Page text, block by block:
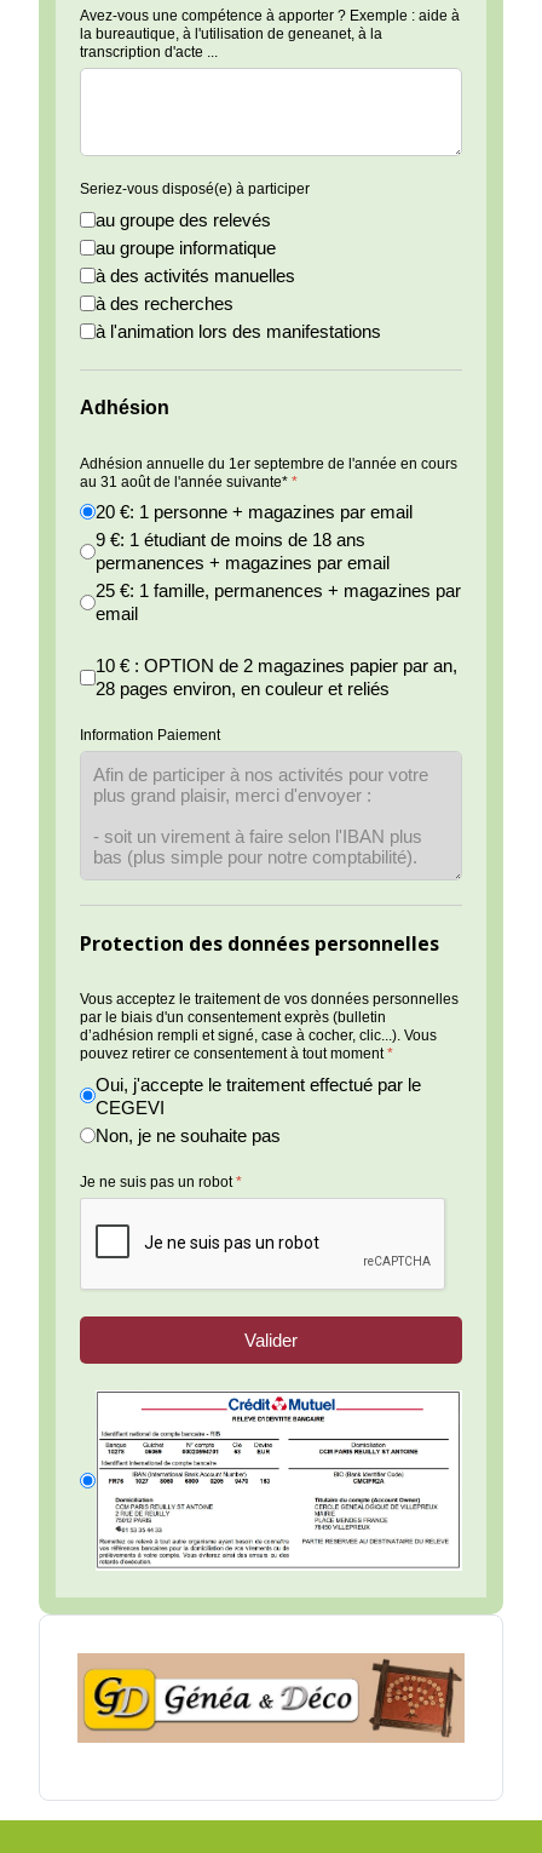
Avez-vous une compétence à apporter ? Exemple : aide à
la bureautique, à l'utilisation de geneanet, à la
transcription d'acte ...
Seriez-vous disposé(e) à participer
au groupe des relevés
au groupe informatique
à des activités manuelles
à des recherches
à l'animation lors des manifestations
Adhésion
Adhésion annuelle du 1er septembre de l'année en cours
au 31 août de l'année suivante* *
20 €: 1 personne + magazines par email
9 €: 1 étudiant de moins de 18 ans
permanences + magazines par email
25 €: 1 famille, permanences + magazines par
email
10 € : OPTION de 2 magazines papier par an,
28 pages environ, en couleur et reliés
Information Paiement
Protection des données personnelles
Vous acceptez le traitement de vos données personnelles
par le biais d'un consentement exprès (bulletin
d’adhésion rempli et signé, case à cocher, clic...). Vous
pouvez retirer ce consentement à tout moment*
Oui, j'accepte le traitement effectué par le
CEGEVI
Non, je ne souhaite pas
Je ne suis pas un robot*
Valider
RIB